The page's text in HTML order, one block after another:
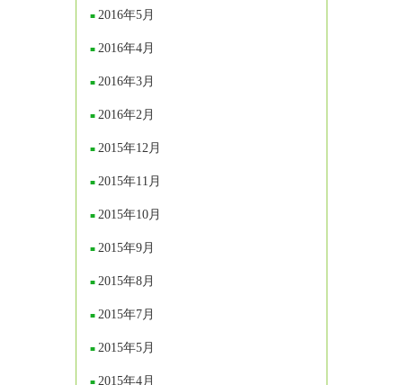
2016年5月
2016年4月
2016年3月
2016年2月
2015年12月
2015年11月
2015年10月
2015年9月
2015年8月
2015年7月
2015年5月
2015年4月